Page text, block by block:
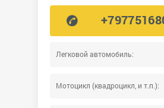
Легковой автомобиль:
Мотоцикл (квадроцикл, и т.п.):